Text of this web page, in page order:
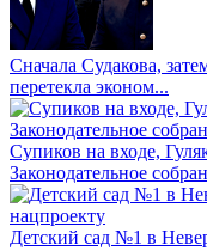
Сначала Судакова,
перетекла эконом...
Супиков на входе,
Законодательное
Детский сад №1 в